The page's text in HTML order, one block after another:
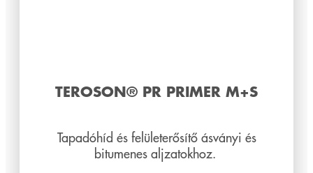
TEROSON® PR PRIMER M+S
Tapadóhíd és felületerősítő ásványi és
bitumenes aljzatokhoz.